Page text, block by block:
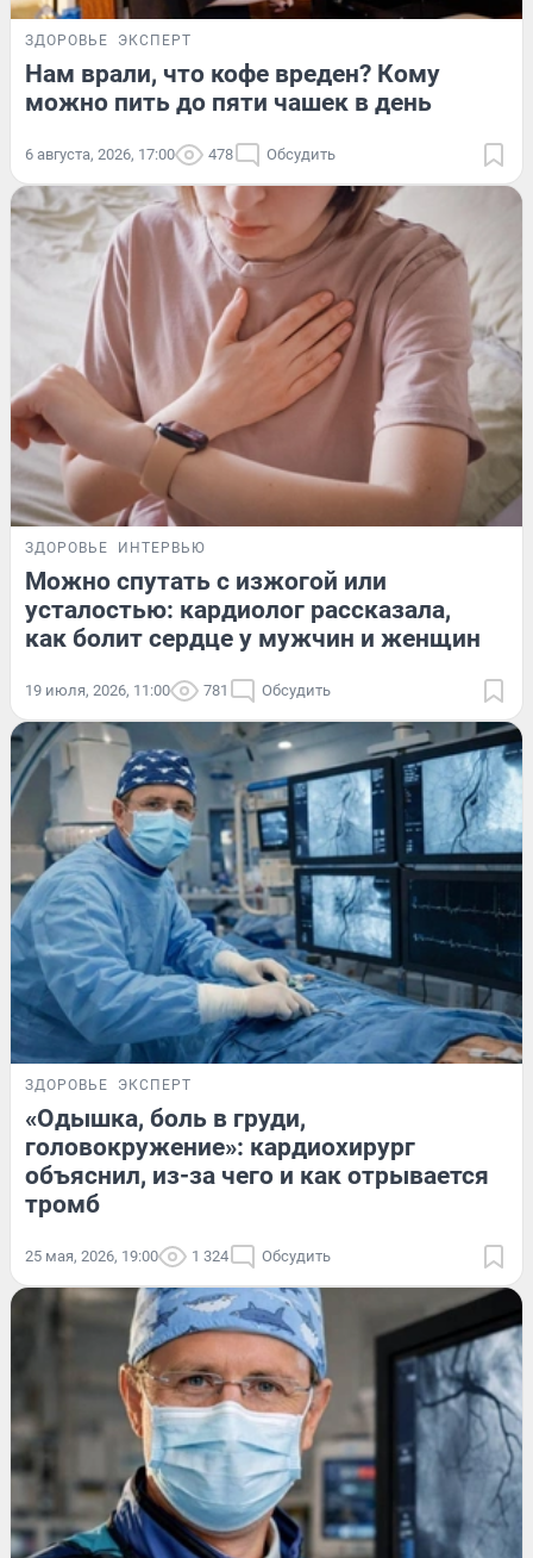
ЗДОРОВЬЕ ЭКСПЕРТ
Нам врали, что кофе вреден? Кому
можно пить до пяти чашек в день
6 августа, 2026, 17:00 478 Обсудить
ЗДОРОВЬЕ ИНТЕРВЬЮ
Можно спутать с изжогой или
усталостью: кардиолог рассказала,
как болит сердце у мужчин и женщин
19 июля, 2026, 11:00 781 Обсудить
ЗДОРОВЬЕ ЭКСПЕРТ
«Одышка, боль в груди,
головокружение»: кардиохирург
объяснил, из-за чего и как отрывается
тромб
25 мая, 2026, 19:00 1 324 Обсудить